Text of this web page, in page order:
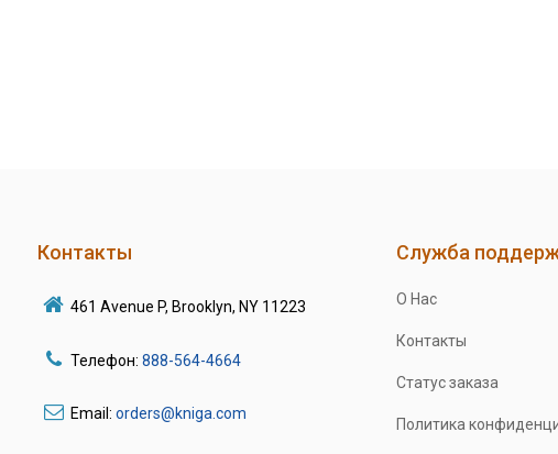
Контакты
461 Avenue P, Brooklyn, NY 11223
Телефон: 888-564-4664
Email: orders@kniga.com
Служба
О Нас
Контакты
Статус заказа
Политика